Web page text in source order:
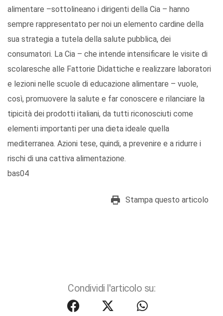
alimentare –sottolineano i dirigenti della Cia – hanno
sempre rappresentato per noi un elemento cardine della
sua strategia a tutela della salute pubblica, dei
consumatori. La Cia – che intende intensificare le visite di
scolaresche alle Fattorie Didattiche e realizzare laboratori
e lezioni nelle scuole di educazione alimentare – vuole,
così, promuovere la salute e far conoscere e rilanciare la
tipicità dei prodotti italiani, da tutti riconosciuti come
elementi importanti per una dieta ideale quella
mediterranea. Azioni tese, quindi, a prevenire e a ridurre i
rischi di una cattiva alimentazione.
bas04
Stampa questo articolo
Condividi l'articolo su: